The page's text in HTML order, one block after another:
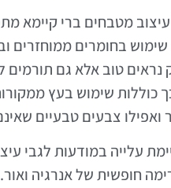
מטבחים ברי קיימא
בחומרים ממוחזרים
טוב אלא גם תורמים
כוללות שימוש בעץ
צבעים טבעיים
עלייה במודעות לגבי
חופשית של אנרגיה